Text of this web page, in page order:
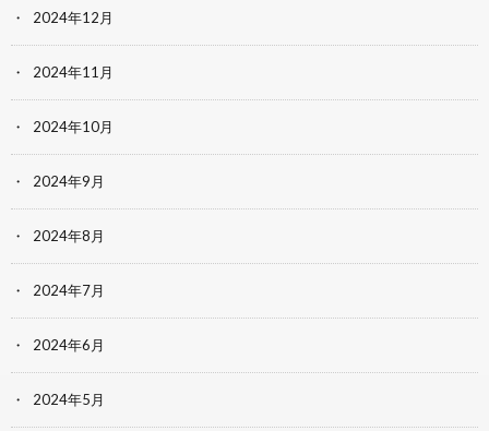
2024年12月
2024年11月
2024年10月
2024年9月
2024年8月
2024年7月
2024年6月
2024年5月